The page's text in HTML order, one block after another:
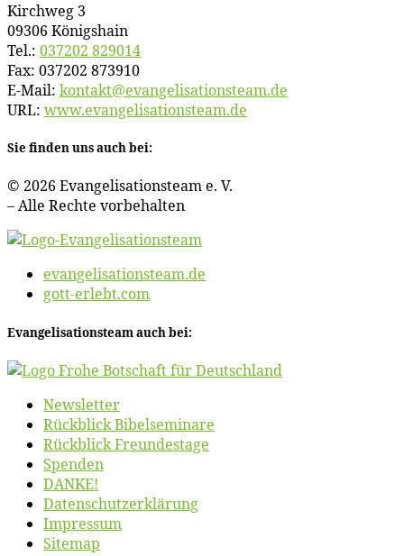
Kirch­weg 3
09306 Königshain
Tel.: 037202 829014
Fax: 037202 873910
E‑Mail: kontakt@​evangelisationsteam.​de
URL: www​.evan​ge​li​sa​ti​ons​team​.de
Sie fin­den uns auch bei:
© 2026 Evan­ge­li­sa­ti­ons­team e. V.
– Al­le Rech­te vorbehalten
evangelisationsteam.de
gott-erlebt.com
Evan­ge­li­sa­ti­ons­team auch bei:
News­let­ter
Rück­blick Bibelseminare
Rück­blick Freundestage
Spen­den
DANKE!
Daten­schutz­er­klä­rung
Im­pres­sum
Site­map